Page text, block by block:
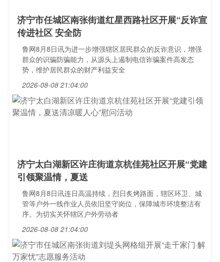
济宁市任城区南张街道红星西路社区开展“反诈宣
传进社区 安全防
鲁网8月8日讯为进一步增强辖区居民群众的反诈意识，增强
群众的识骗防骗能力，从源头上遏制电信诈骗案件高发态
势，维护居民群众的财产利益安全
2026-08-08 21:04:00
济宁太白湖新区许庄街道京杭佳苑社区开展“党建
引领聚温情，夏送
鲁网8月8日讯连日高温持续，烈日炙烤路面，辖区环卫、城
管等户外一线作业人员依旧坚守岗位，保障城市环境整洁有
序。为切实关怀辖区户外劳动者
2026-08-08 21:04:00